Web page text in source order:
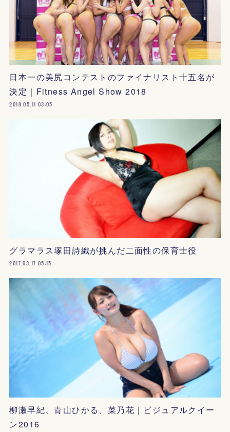
日本一の美尻コンテストのファイナリスト十五名が
決定｜Fitness Angel Show 2018
2018.05.11 03:05
グラマラス塚田詩織が挑んだ二面性の保育士役
2017.03.17 05:15
柳瀬早紀、青山ひかる、菜乃花｜ビジュアルクイー
ン2016